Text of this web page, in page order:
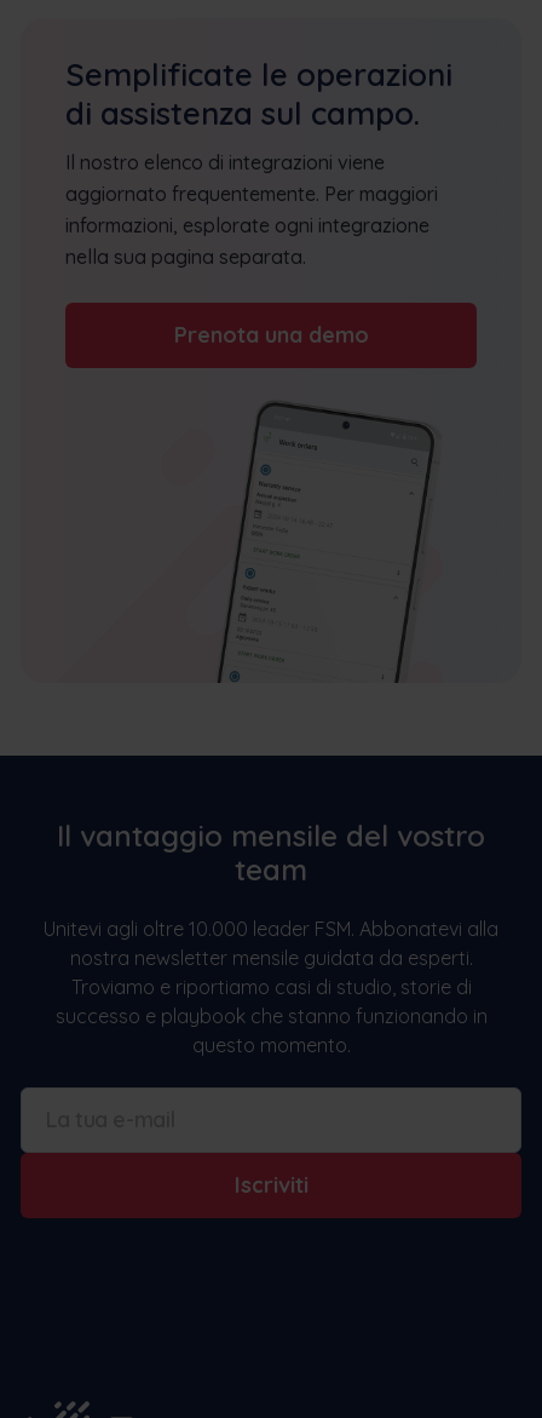
Semplificate le operazioni
di assistenza sul campo.
Il nostro elenco di integrazioni viene
aggiornato frequentemente. Per maggiori
informazioni, esplorate ogni integrazione
nella sua pagina separata.
Prenota una demo
Il vantaggio mensile del vostro
team
Unitevi agli oltre 10.000 leader FSM. Abbonatevi alla
nostra newsletter mensile guidata da esperti.
Troviamo e riportiamo casi di studio, storie di
successo e playbook che stanno funzionando in
questo momento.
Iscriviti